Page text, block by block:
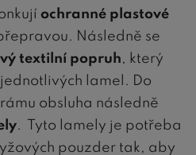
ochranné plastové
Následně se
textilní popruh, který
lamel. Do
obsluha následně
. Tyto lamely je potřeba
pouzder tak, aby